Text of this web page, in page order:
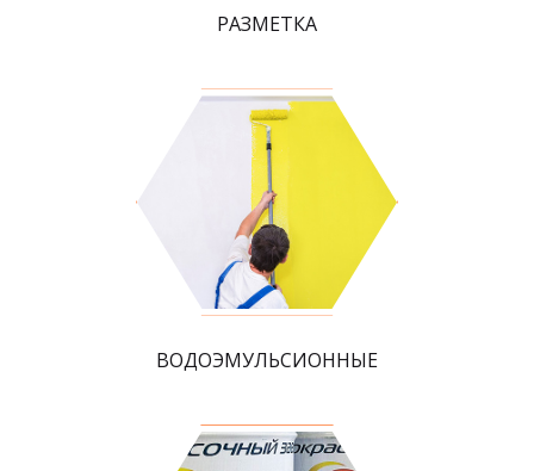
РАЗМЕТКА
ВОДОЭМУЛЬСИОННЫЕ